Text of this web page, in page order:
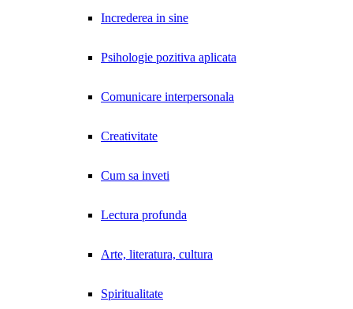
Increderea in sine
Psihologie pozitiva aplicata
Comunicare interpersonala
Creativitate
Cum sa inveti
Lectura profunda
Arte, literatura, cultura
Spiritualitate